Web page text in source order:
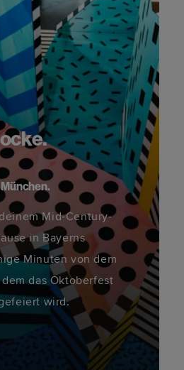
Mid-Century-
in Bayerns
Minuten von dem
das Oktoberfest
wird.